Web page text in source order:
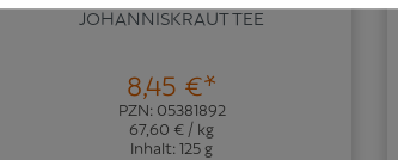
JOHANNISKRAUT TEE
8,45 €*
PZN: 05381892
67,60 € / kg
Inhalt: 125 g